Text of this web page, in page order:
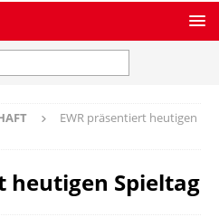
EWR präsentiert heutigen
heutigen Spieltag